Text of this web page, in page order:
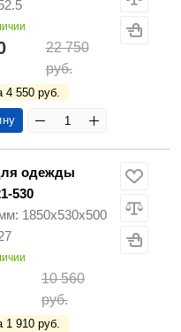
22 750
руб.
4 550 руб.
одежды
530
1850х530х500
10 560
руб.
1 910 руб.